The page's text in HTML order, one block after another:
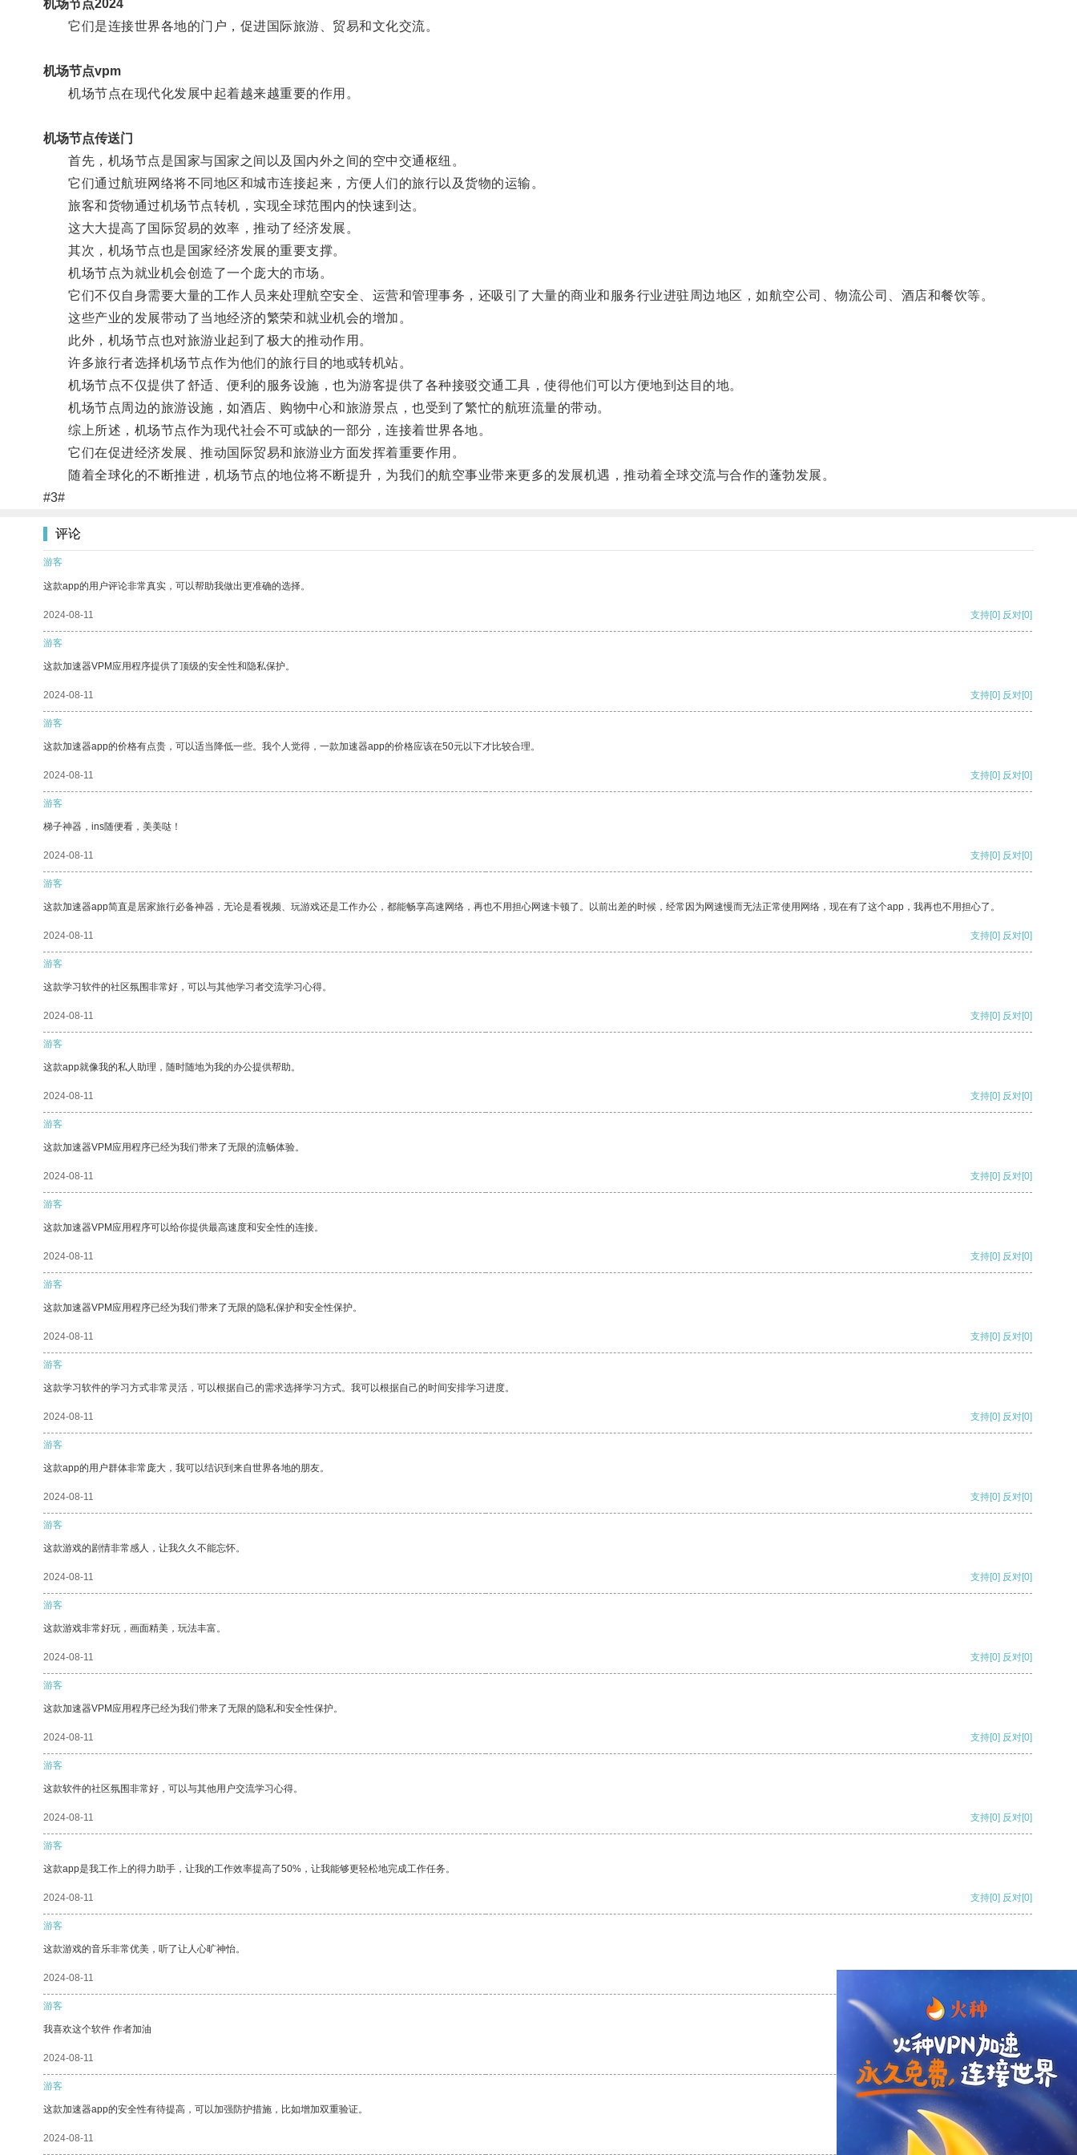
机场节点2024
它们是连接世界各地的门户，促进国际旅游、贸易和文化交流。
机场节点vpm
机场节点在现代化发展中起着越来越重要的作用。
机场节点传送门
首先，机场节点是国家与国家之间以及国内外之间的空中交通枢纽。
它们通过航班网络将不同地区和城市连接起来，方便人们的旅行以及货物的运输。
旅客和货物通过机场节点转机，实现全球范围内的快速到达。
这大大提高了国际贸易的效率，推动了经济发展。
其次，机场节点也是国家经济发展的重要支撑。
机场节点为就业机会创造了一个庞大的市场。
它们不仅自身需要大量的工作人员来处理航空安全、运营和管理事务，还吸引了大量的商业和服务行业进驻周边地区，如航空公司、物流公司、酒店和餐饮等。
这些产业的发展带动了当地经济的繁荣和就业机会的增加。
此外，机场节点也对旅游业起到了极大的推动作用。
许多旅行者选择机场节点作为他们的旅行目的地或转机站。
机场节点不仅提供了舒适、便利的服务设施，也为游客提供了各种接驳交通工具，使得他们可以方便地到达目的地。
机场节点周边的旅游设施，如酒店、购物中心和旅游景点，也受到了繁忙的航班流量的带动。
综上所述，机场节点作为现代社会不可或缺的一部分，连接着世界各地。
它们在促进经济发展、推动国际贸易和旅游业方面发挥着重要作用。
随着全球化的不断推进，机场节点的地位将不断提升，为我们的航空事业带来更多的发展机遇，推动着全球交流与合作的蓬勃发展。
#3#
评论
游客
这款app的用户评论非常真实，可以帮助我做出更准确的选择。
2024-08-11 支持[0] 反对[0]
游客
这款加速器VPM应用程序提供了顶级的安全性和隐私保护。
2024-08-11 支持[0] 反对[0]
游客
这款加速器app的价格有点贵，可以适当降低一些。我个人觉得，一款加速器app的价格应该在50元以下才比较合理。
2024-08-11 支持[0] 反对[0]
游客
梯子神器，ins随便看，美美哒！
2024-08-11 支持[0] 反对[0]
游客
这款加速器app简直是居家旅行必备神器，无论是看视频、玩游戏还是工作办公，都能畅享高速网络，再也不用担心网速卡顿了。以前出差的时候，经常因为网速慢而无法正常使用网络，现在有了这个app，我再也不用担心了。
2024-08-11 支持[0] 反对[0]
游客
这款学习软件的社区氛围非常好，可以与其他学习者交流学习心得。
2024-08-11 支持[0] 反对[0]
游客
这款app就像我的私人助理，随时随地为我的办公提供帮助。
2024-08-11 支持[0] 反对[0]
游客
这款加速器VPM应用程序已经为我们带来了无限的流畅体验。
2024-08-11 支持[0] 反对[0]
游客
这款加速器VPM应用程序可以给你提供最高速度和安全性的连接。
2024-08-11 支持[0] 反对[0]
游客
这款加速器VPM应用程序已经为我们带来了无限的隐私保护和安全性保护。
2024-08-11 支持[0] 反对[0]
游客
这款学习软件的学习方式非常灵活，可以根据自己的需求选择学习方式。我可以根据自己的时间安排学习进度。
2024-08-11 支持[0] 反对[0]
游客
这款app的用户群体非常庞大，我可以结识到来自世界各地的朋友。
2024-08-11 支持[0] 反对[0]
游客
这款游戏的剧情非常感人，让我久久不能忘怀。
2024-08-11 支持[0] 反对[0]
游客
这款游戏非常好玩，画面精美，玩法丰富。
2024-08-11 支持[0] 反对[0]
游客
这款加速器VPM应用程序已经为我们带来了无限的隐私和安全性保护。
2024-08-11 支持[0] 反对[0]
游客
这款软件的社区氛围非常好，可以与其他用户交流学习心得。
2024-08-11 支持[0] 反对[0]
游客
这款app是我工作上的得力助手，让我的工作效率提高了50%，让我能够更轻松地完成工作任务。
2024-08-11 支持[0] 反对[0]
游客
这款游戏的音乐非常优美，听了让人心旷神怡。
2024-08-11
游客
我喜欢这个软件 作者加油
2024-08-11 支持 [0] 反对 [0]
游客
这款加速器app的安全性有待提高，可以加强防护措施，比如增加双重验证。
2024-08-11 支持